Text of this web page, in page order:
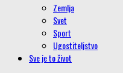
Zemlja
Svet
Sport
Ugostiteljstvo
Sve je to život